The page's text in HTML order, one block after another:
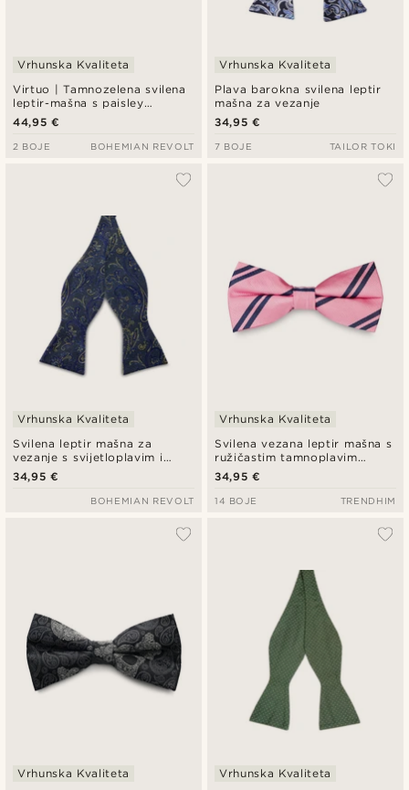
Virtuo | Tamnozelena svilena
leptir-mašna s paisley
uzorkom
Vrhunska Kvaliteta
44,95 €
2 BOJE BOHEMIAN REVOLT
Plava barokna svilena leptir
mašna za vezanje
Vrhunska Kvaliteta
34,95 €
7 BOJE TAILOR TOKI
Svilena leptir mašna za
vezanje s svijetloplavim i
zlatnim paisley uzorkom
Vrhunska Kvaliteta
34,95 €
BOHEMIAN REVOLT
Svilena vezana leptir mašna s
ružičastim tamnoplavim
dvostrukim prugama
Vrhunska Kvaliteta
34,95 €
14 BOJE TRENDHIM
Vrhunska Kvaliteta Vrhunska Kvaliteta